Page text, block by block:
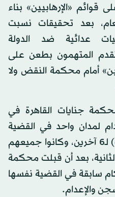
قوائم «الإرهابيين» بناء
بعد تحقيقات نسبت
عدائية ضد الدولة
المتهمون بطعن على
أمام محكمة النقض ولا
جنايات القاهرة في
لمدان واحد في القضية
والسجن المشدد (10سنوات) لـ6 آخرين، وكانوا جميعهم
بعد أن قبلت محكمة
سابقة في القضية نفسها
والإعدام.